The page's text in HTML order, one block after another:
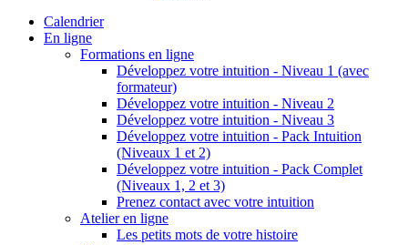
Calendrier
En ligne
Formations en ligne
Développez votre intuition - Niveau 1 (avec
formateur)
Développez votre intuition - Niveau 2
Développez votre intuition - Niveau 3
Développez votre intuition - Pack Intuition
(Niveaux 1 et 2)
Développez votre intuition - Pack Complet
(Niveaux 1, 2 et 3)
Prenez contact avec votre intuition
Atelier en ligne
Les petits mots de votre histoire